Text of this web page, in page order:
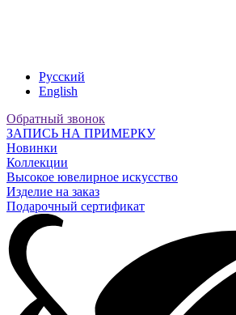
Русский
English
Обратный звонок
ЗАПИСЬ НА ПРИМЕРКУ
Новинки
Коллекции
Высокое ювелирное искусство
Изделие на заказ
Подарочный сертификат